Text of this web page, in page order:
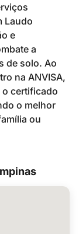
Laudo
e
a
de solo. Ao
na ANVISA,
o certificado
o melhor
ou